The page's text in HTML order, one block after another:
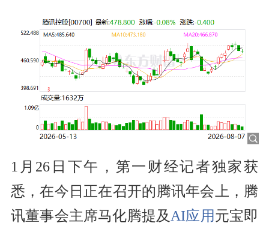
1月26日下午，第一财经记者独家获
悉，在今日正在召开的腾讯年会上，腾
讯董事会主席马化腾提及 AI应用元宝即